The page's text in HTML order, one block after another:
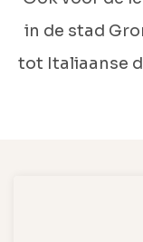
in de stad
tot Italiaanse